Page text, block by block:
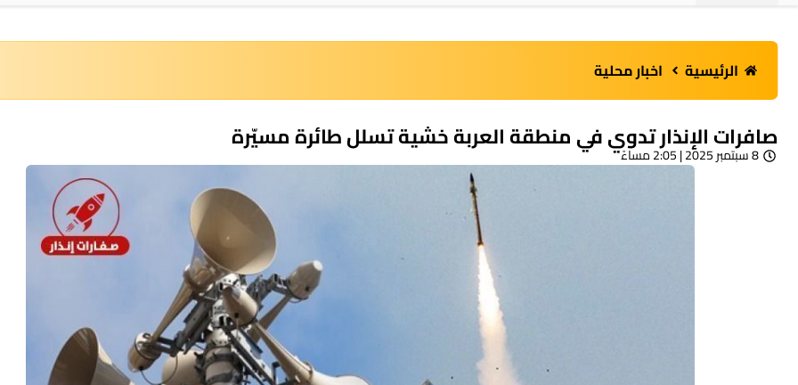
الرئيسية اخبار محلية
صافرات الإنذار تدوي في منطقة العربة خشية تسلل طائرة مسيّرة
8 سبتمبر 2025 | 2:05 مساءً